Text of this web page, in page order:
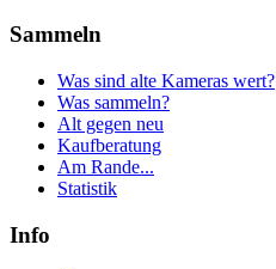
Sammeln
Was sind alte Kameras wert?
Was sammeln?
Alt gegen neu
Kaufberatung
Am Rande...
Statistik
Info